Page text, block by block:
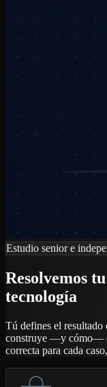
Estudio senior e
Resolvemos
tecnología
Tú defines el resultado
construye —y cómo—
correcta para cada